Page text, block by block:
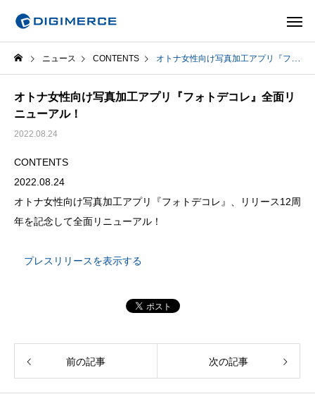
ニュース CONTENTS オトナ女性向け写真加工アプリ『フォトデコレ』全面リニューアル！
オトナ女性向け写真加工アプリ『フォトデコレ』全面リ
ニューアル！
2022.08.24
CONTENTS
2022.08.24
オトナ女性向け写真加工アプリ『フォトデコレ』、リリース12周
年を記念して全面リニューアル！
プレスリリースを表示する
前の記事 次の記事